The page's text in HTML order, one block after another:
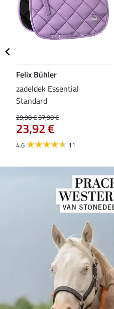
Felix Bühler
zadeldek Essential
Standard
29,90 €37,90 €
23,92 €
4.6 11